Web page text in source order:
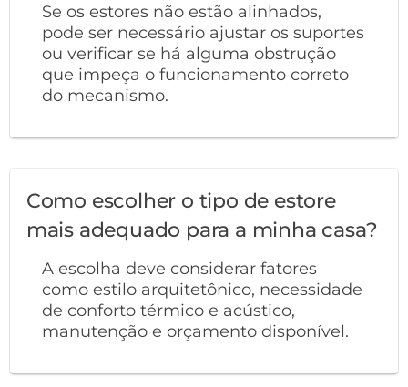
Se os estores não estão alinhados,
pode ser necessário ajustar os suportes
ou verificar se há alguma obstrução
que impeça o funcionamento correto
do mecanismo.
Como escolher o tipo de estore
mais adequado para a minha casa?
A escolha deve considerar fatores
como estilo arquitetônico, necessidade
de conforto térmico e acústico,
manutenção e orçamento disponível.